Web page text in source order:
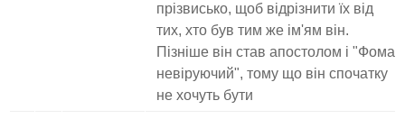
прізвисько, щоб відрізнити їх від
тих, хто був тим же ім'ям він.
Пізніше він став апостолом і "Фома
невіруючий", тому що він спочатку
не хочуть бути